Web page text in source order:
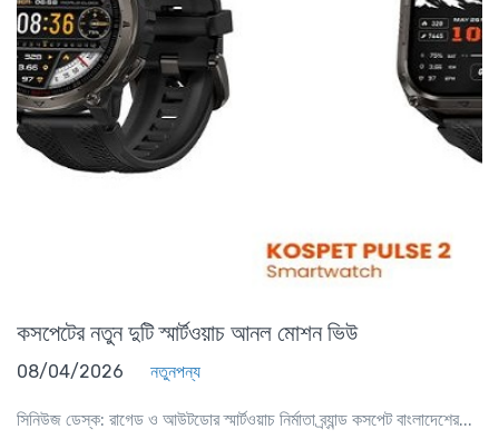
কসপেটের নতুন দুটি স্মার্টওয়াচ আনল মোশন ভিউ
08/04/2026 নতুনপন্য
সিনিউজ ডেস্ক: রাগেড ও আউটডোর স্মার্টওয়াচ নির্মাতা ব্র্যান্ড কসপেট বাংলাদেশের...